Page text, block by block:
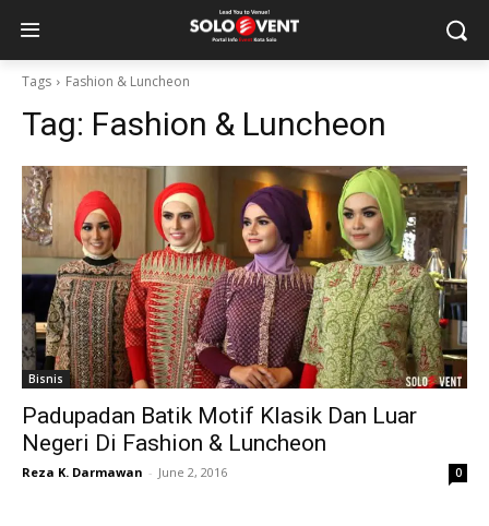
Tags Fashion & Luncheon
Tag: Fashion & Luncheon
Bisnis
Padupadan Batik Motif Klasik Dan Luar
Negeri Di Fashion & Luncheon
Reza K. Darmawan - June 2, 2016 0